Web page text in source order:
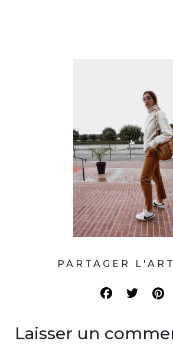
PARTAGER
Laisser un